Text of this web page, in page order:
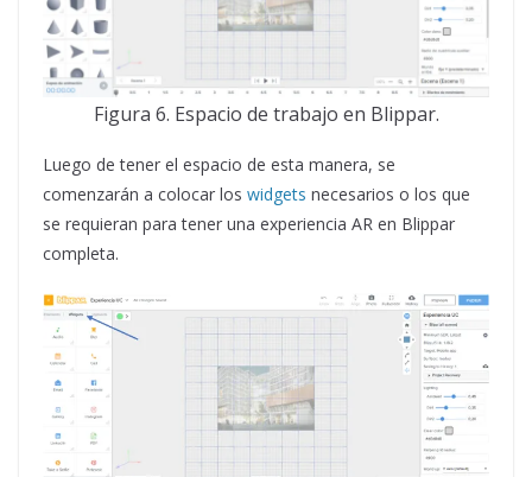
Figura 6. Espacio de trabajo en Blippar.
Luego de tener el espacio de esta manera, se
comenzarán a colocar los widgets necesarios o los que
se requieran para tener una experiencia AR en Blippar
completa.